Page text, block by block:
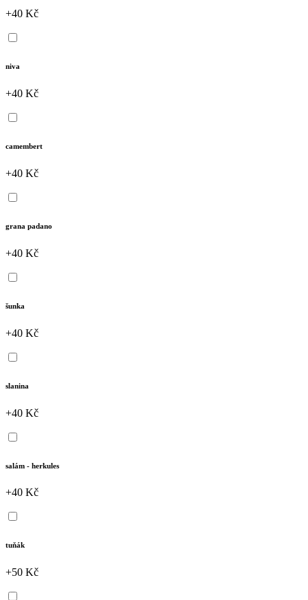
+40 Kč
niva
+40 Kč
camembert
+40 Kč
grana padano
+40 Kč
šunka
+40 Kč
slanina
+40 Kč
salám - herkules
+40 Kč
tuňák
+50 Kč